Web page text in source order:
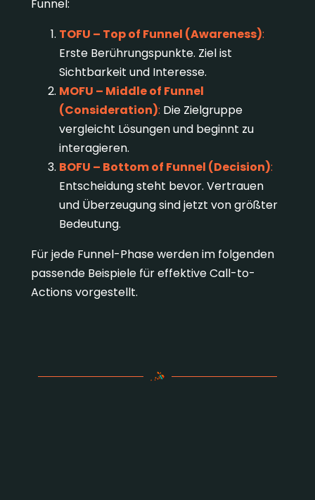
Funnel:
TOFU – Top of Funnel (Awareness):
Erste Berührungspunkte. Ziel ist
Sichtbarkeit und Interesse.
MOFU – Middle of Funnel
(Consideration): Die Zielgruppe
vergleicht Lösungen und beginnt zu
interagieren.
BOFU – Bottom of Funnel (Decision):
Entscheidung steht bevor. Vertrauen
und Überzeugung sind jetzt von größter
Bedeutung.
Für jede Funnel-Phase werden im folgenden
passende Beispiele für effektive Call-to-
Actions vorgestellt.